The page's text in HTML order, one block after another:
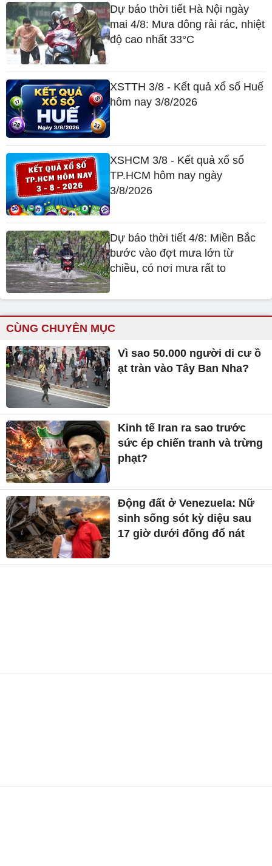
Dự báo thời tiết Hà Nội ngày
mai 4/8: Mưa dông rải rác, nhiệt
độ cao nhất 33°C
XSTTH 3/8 - Kết quả xổ số Huế
hôm nay 3/8/2026
XSHCM 3/8 - Kết quả xổ số
TP.HCM hôm nay ngày
3/8/2026
Dự báo thời tiết 4/8: Miền Bắc
bước vào đợt mưa lớn từ
chiều, có nơi mưa rất to
CÙNG CHUYÊN MỤC
Vì sao 50.000 người di cư ồ
ạt tràn vào Tây Ban Nha?
Kinh tế Iran ra sao trước
sức ép chiến tranh và trừng
phạt?
Động đất ở Venezuela: Nữ
sinh sống sót kỳ diệu sau
17 giờ dưới đống đổ nát